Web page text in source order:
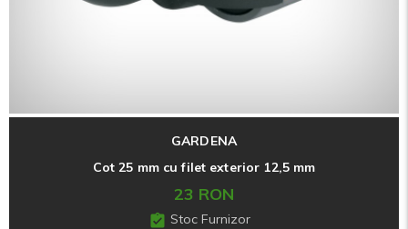
GARDENA
Cot 25 mm cu filet exterior 12,5 mm
23 RON
Stoc Furnizor